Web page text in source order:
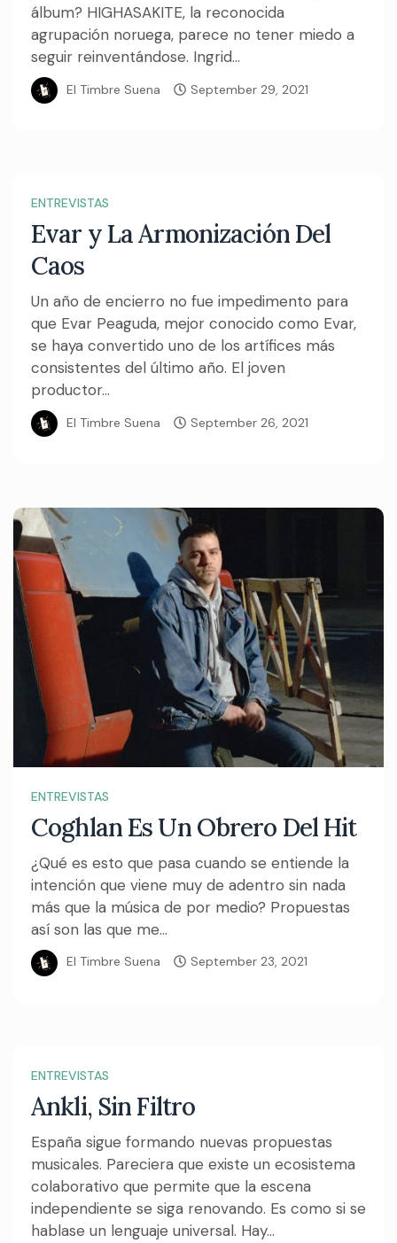
álbum? HIGHASAKITE, la reconocida
agrupación noruega, parece no tener miedo a
seguir reinventándose. Ingrid...
El Timbre Suena September 29, 2021
ENTREVISTAS
Evar y La Armonización Del
Caos
Un año de encierro no fue impedimento para
que Evar Peaguda, mejor conocido como Evar,
se haya convertido uno de los artífices más
consistentes del último año. El joven
productor...
El Timbre Suena September 26, 2021
ENTREVISTAS
Coghlan Es Un Obrero Del Hit
¿Qué es esto que pasa cuando se entiende la
intención que viene muy de adentro sin nada
más que la música de por medio? Propuestas
así son las que me...
El Timbre Suena September 23, 2021
ENTREVISTAS
Ankli, Sin Filtro
España sigue formando nuevas propuestas
musicales. Pareciera que existe un ecosistema
colaborativo que permite que la escena
independiente se siga renovando. Es como si se
hablase un lenguaje universal. Hay...